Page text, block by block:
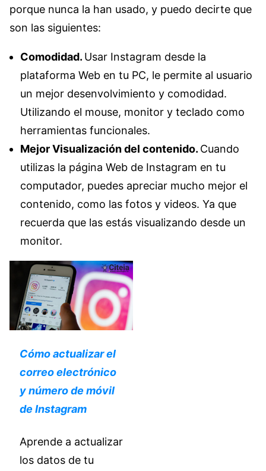
porque nunca la han usado, y puedo decirte que
son las siguientes:
Comodidad. Usar Instagram desde la
plataforma Web en tu PC, le permite al usuario
un mejor desenvolvimiento y comodidad.
Utilizando el mouse, monitor y teclado como
herramientas funcionales.
Mejor Visualización del contenido. Cuando
utilizas la página Web de Instagram en tu
computador, puedes apreciar mucho mejor el
contenido, como las fotos y videos. Ya que
recuerda que las estás visualizando desde un
monitor.
Cómo actualizar el
correo electrónico
y número de móvil
de Instagram
Aprende a actualizar
los datos de tu